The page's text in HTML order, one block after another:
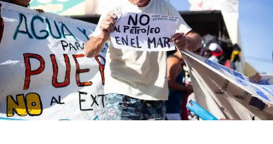
bendición”.
Durante su homilía, García Cuerva, aseguró que el
pueblo está “cansado de promesas incumplidas y
dirigentes que hablan de los pobres, pero no están cerca
de sus necesidades y se dan la buena vida”.